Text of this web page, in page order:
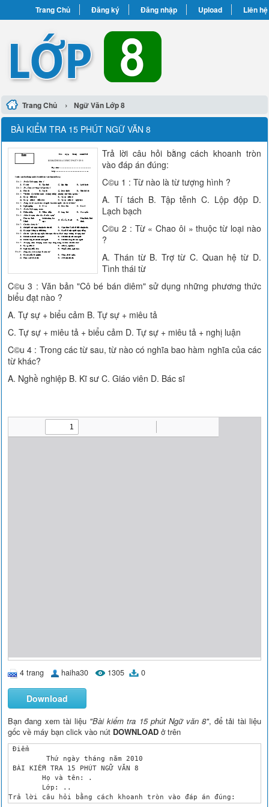
Trang Chủ Đăng ký Đăng nhập Upload Liên hệ
Trang Chủ › Ngữ Văn Lớp 8
BÀI KIỂM TRA 15 PHÚT NGỮ VĂN 8
Trả lời câu hỏi bằng cách khoanh tròn
vào đáp án đúng:
C©u 1 : Từ nào là từ tượng hình ?
A. Tí tách B. Tập tễnh C. Lộp độp D.
Lạch bạch
C©u 2 : Từ « Chao ôi » thuộc từ loại nào
?
A. Thán từ B. Trợ từ C. Quan hệ từ D.
Tình thái từ
C©u 3 : Văn bản "Cô bé bán diêm" sử dụng những phương thức
biểu đạt nào ?
A. Tự sự + biểu cảm B. Tự sự + miêu tả
C. Tự sự + miêu tả + biểu cảm D. Tự sự + miêu tả + nghị luận
C©u 4 : Trong các từ sau, từ nào có nghĩa bao hàm nghĩa của các
từ khác?
A. Nghề nghiệp B. Kĩ sư C. Giáo viên D. Bác sĩ
4 trang haiha30 1305 0
Download
Bạn đang xem tài liệu "Bài kiểm tra 15 phút Ngữ văn 8", để tải tài liệu
gốc về máy bạn click vào nút DOWNLOAD ở trên
Điểm
BÀI KIỂM TRA 15 PHÚT NGỮ VĂN 8
	Họ và tên: .
Trả lời câu hỏi bằng cách khoanh tròn vào đáp án đúng: